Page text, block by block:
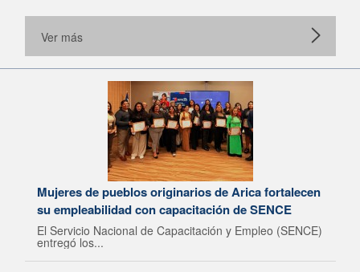
Ver más
Mujeres de pueblos originarios de Arica fortalecen
su empleabilidad con capacitación de SENCE
El Servicio Nacional de Capacitación y Empleo (SENCE)
entregó los...